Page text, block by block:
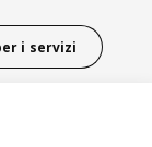
i servizi